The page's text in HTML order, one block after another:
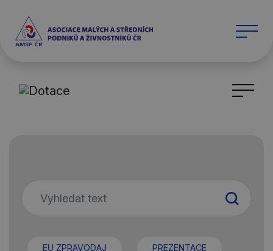
EU ZPRAVODAJ PREZENTACE